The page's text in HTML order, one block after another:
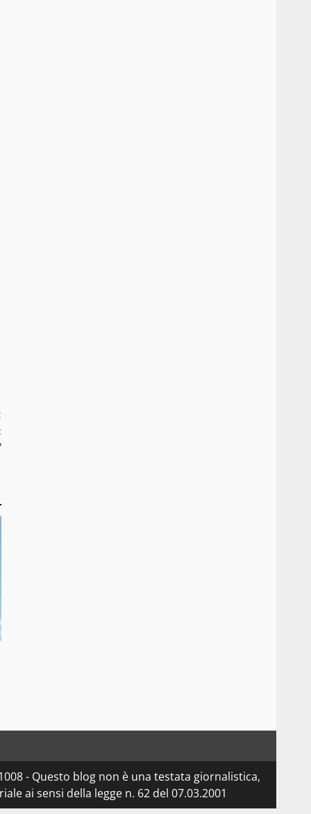
- Questo blog non è una testata giornalistica,
ai sensi della legge n. 62 del 07.03.2001